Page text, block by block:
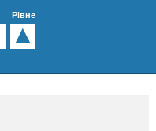
Рівне